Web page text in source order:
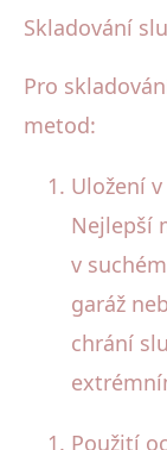
Skladování
Pro
metod:
Uložení
Nejlepší
v
garáž
chrání
Použití